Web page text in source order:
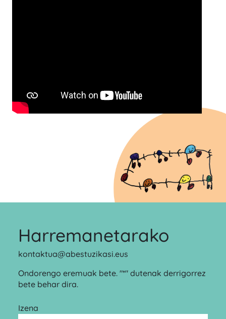
Harremanetarako
kontaktua@abestuzikasi.eus
Ondorengo eremuak bete. "*" dutenak derrigorrez
bete behar dira.
Izena